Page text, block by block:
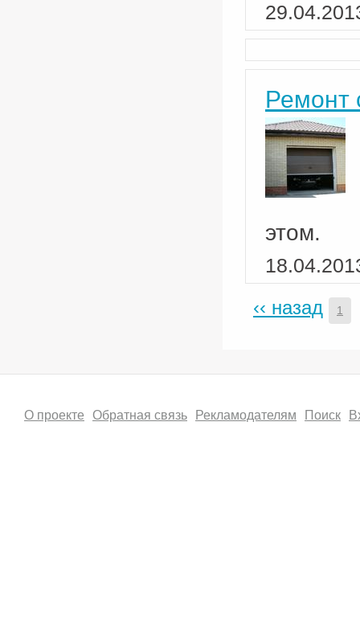
Ремонт
этом.
‹‹ назад 1
О проекте Обратная связь Рекламодателям Поиск